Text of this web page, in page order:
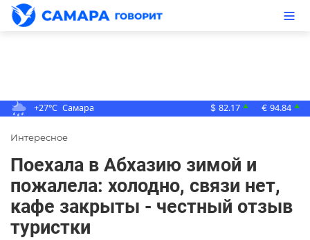
+27°C Самара $ 82.17 ▲ € 94.84 ▲
Интересное
Поехала в Абхазию зимой и
пожалела: холодно, связи нет,
кафе закрыты - честный отзыв
туристки